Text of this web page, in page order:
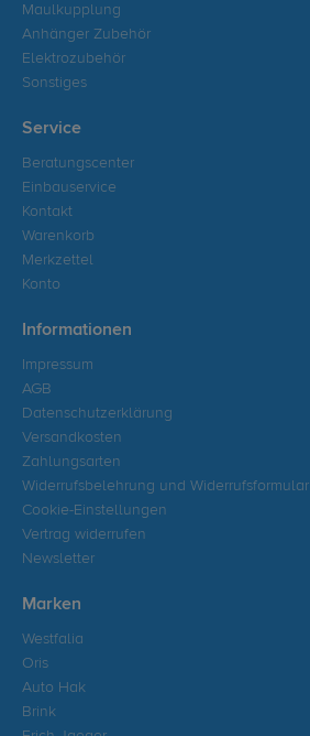
Maulkupplung
Anhänger Zubehör
Elektrozubehör
Sonstiges
Service
Beratungscenter
Einbauservice
Kontakt
Warenkorb
Merkzettel
Konto
Informationen
Impressum
AGB
Datenschutzerklärung
Versandkosten
Zahlungsarten
Widerrufsbelehrung und Widerrufsformular
Cookie-Einstellungen
Vertrag widerrufen
Newsletter
Marken
Westfalia
Oris
Auto Hak
Brink